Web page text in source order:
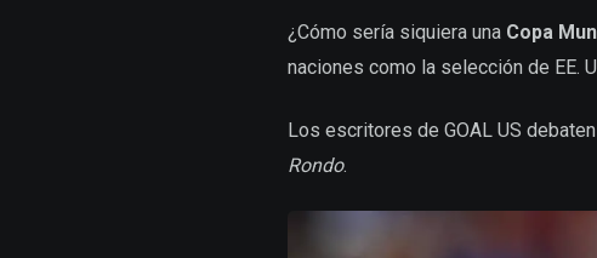
¿Cómo sería siquiera una Copa
naciones como la selección de EE.
Los escritores de GOAL US
Rondo.